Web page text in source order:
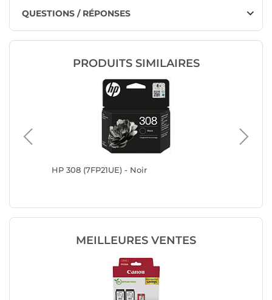
QUESTIONS / RÉPONSES
PRODUITS SIMILAIRES
HP 308 (7FP21UE) - Noir
MEILLEURES VENTES